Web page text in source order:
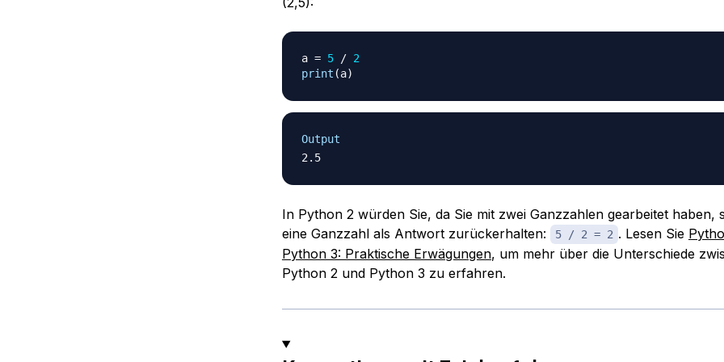
a = 5 / 2
print (a)
Output
2.5
In Python 2 würden Sie, da Sie mit zwei Ganzzahlen gearbeitet haben,
eine Ganzzahl als Antwort zurückerhalten:
5 / 2 = 2 . Lesen Sie
Python 3: Praktische Erwägungen, um mehr über die Unterschiede
Python 2 und Python 3 zu erfahren.